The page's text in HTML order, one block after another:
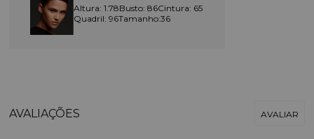
Altura: 1.78Busto: 86Cintura: 65
Quadril: 96Tamanho:36